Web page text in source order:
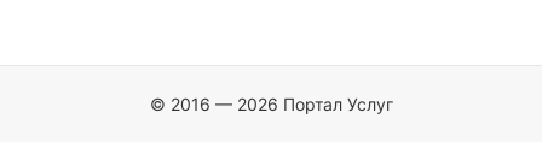
© 2016 — 2026 Портал Услуг